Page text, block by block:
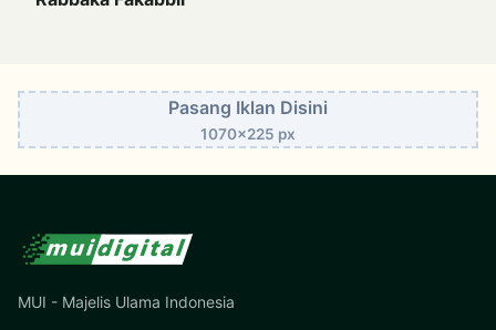
Pasang Iklan Disini
1070x225 px
MUI - Majelis Ulama Indonesia